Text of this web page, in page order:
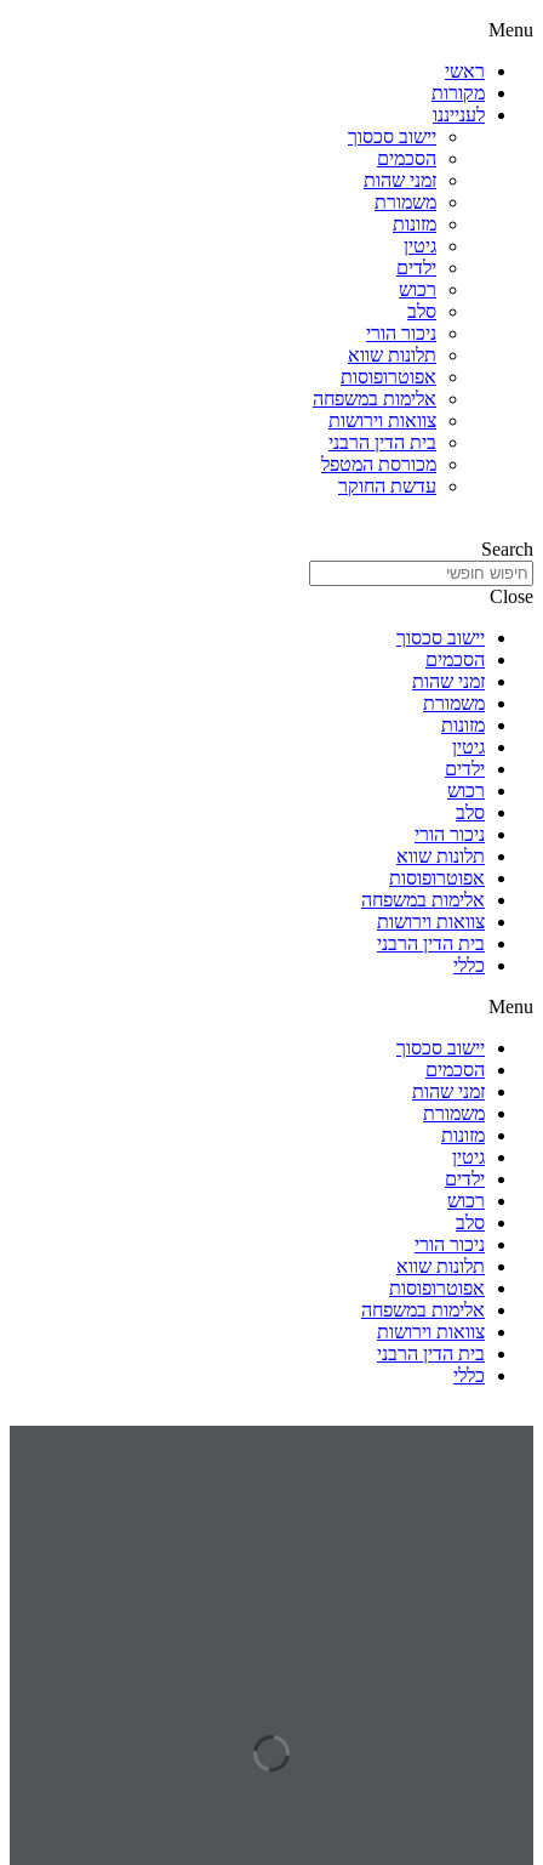
Menu
ראשי
מקורות
לענייננו
יישוב סכסוך
הסכמים
זמני שהות
משמורת
מזונות
גיטין
ילדים
רכוש
סלב
ניכור הורי
תלונות שווא
אפוטרופוסות
אלימות במשפחה
צוואות וירושות
בית הדין הרבני
מכורסת המטפל
עדשת החוקר
Search
Close
יישוב סכסוך
הסכמים
זמני שהות
משמורת
מזונות
גיטין
ילדים
רכוש
סלב
ניכור הורי
תלונות שווא
אפוטרופוסות
אלימות במשפחה
צוואות וירושות
בית הדין הרבני
כללי
Menu
יישוב סכסוך
הסכמים
זמני שהות
משמורת
מזונות
גיטין
ילדים
רכוש
סלב
ניכור הורי
תלונות שווא
אפוטרופוסות
אלימות במשפחה
צוואות וירושות
בית הדין הרבני
כללי